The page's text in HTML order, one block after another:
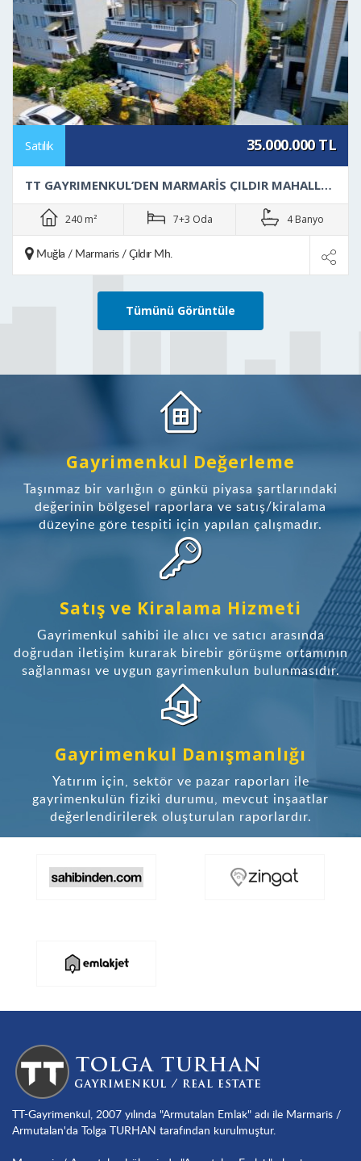
Satılık 16.900.000 TL
MARMARIS SITELER’DE DENIZE 400 METRE HAVUZLU 4+1 LÜKS DUBLEKS DAIRE
270 m² 4+1 Oda 2 Banyo
Muğla / Marmaris / Siteler Mh.
Tümünü Görüntüle
Gayrimenkul Değerleme
Taşınmaz bir varlığın o günkü piyasa şartlarındaki
değerinin bölgesel raporlara ve satış/kiralama
düzeyine göre tespiti için yapılan çalışmadır.
Satış ve Kiralama Hizmeti
Gayrimenkul sahibi ile alıcı ve satıcı arasında
doğrudan iletişim kurarak birebir görüşme ortamının
sağlanması ve uygun gayrimenkulun bulunmasıdır.
Gayrimenkul Danışmanlığı
Yatırım için, sektör ve pazar raporları ile
gayrimenkulün fiziki durumu, mevcut inşaatlar
değerlendirilerek oluşturulan raporlardır.
TT-Gayrimenkul, 2007 yılında "Armutalan Emlak" adı ile Marmaris /
Armutalan'da Tolga TURHAN tarafından kurulmuştur.